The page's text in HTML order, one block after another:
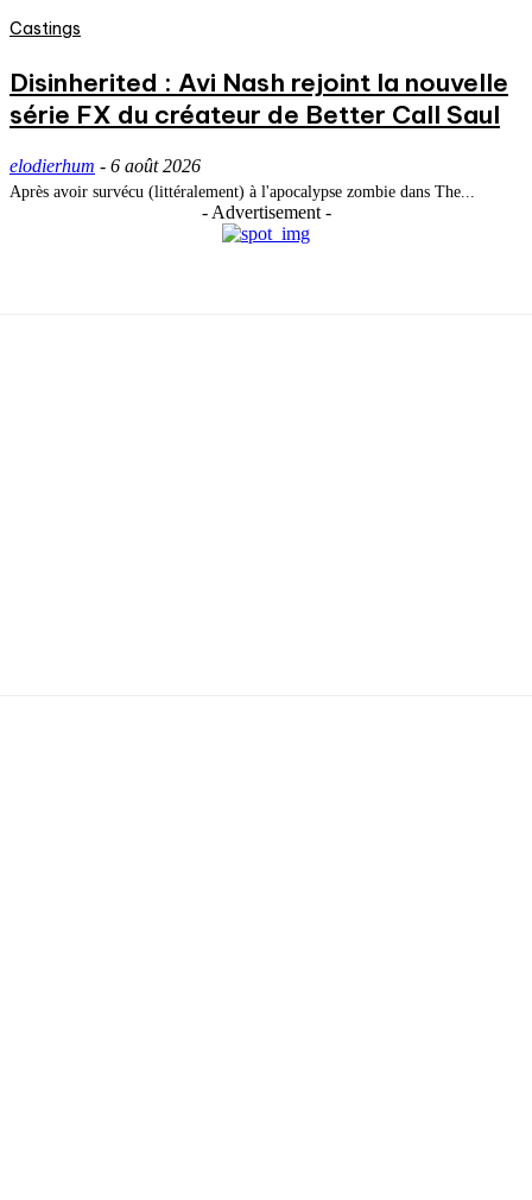
Castings
Disinherited : Avi Nash rejoint la nouvelle
série FX du créateur de Better Call Saul
elodierhum - 6 août 2026
Après avoir survécu (littéralement) à l'apocalypse zombie dans The...
- Advertisement -